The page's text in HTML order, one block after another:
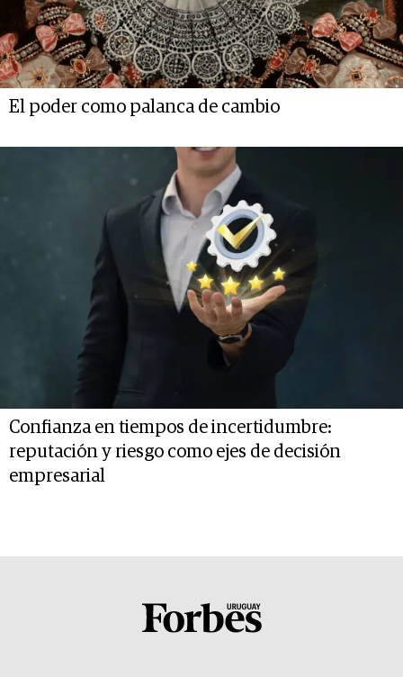
El poder como palanca de cambio
Confianza en tiempos de incertidumbre:
reputación y riesgo como ejes de decisión
empresarial